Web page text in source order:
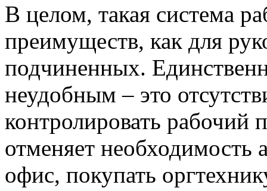
В целом, такая система
преимуществ, как для
подчиненных.
неудобным – это
контролировать рабочий
отменяет необходимость
офис, покупать